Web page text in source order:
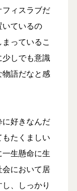
ィスラブだ
ているの
っているこ
しでも意識
語だなと感
好きなんだ
たくましい
生懸命に生
において居
、しっかり